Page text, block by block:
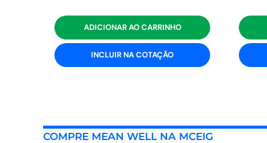
ADICIONAR AO CARRINHO
INCLUIR NA COTAÇÃO
COMPRE MEAN WELL NA MCEIG